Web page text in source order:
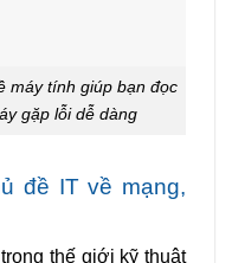
máy tính giúp bạn đọc
gặp lỗi dễ dàng
đề IT về mạng,
thế giới kỹ thuật